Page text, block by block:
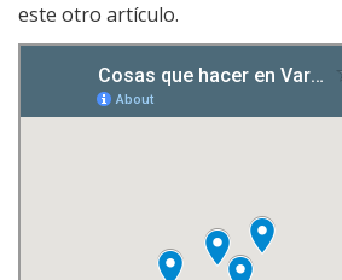
este otro artículo.